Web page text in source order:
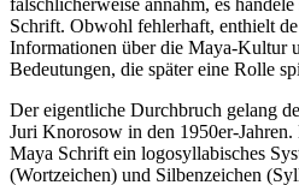
Schrift. Obwohl fehlerhaft, enthielt
Informationen über die Maya-Kultur
Bedeutungen, die später eine Rolle
Der eigentliche Durchbruch gelang
Juri Knorosow in den 1950er-
Maya Schrift ein logosyllabisches
(Wortzeichen) und Silbenzeichen